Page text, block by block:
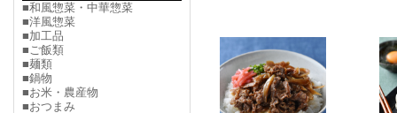
■和風惣菜・中華惣菜
■洋風惣菜
■加工品
■ご飯類
■麺類
■鍋物
■お米・農産物
■おつまみ